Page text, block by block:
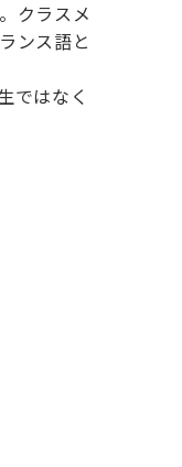
クラスメ
ンス語と
ではなく